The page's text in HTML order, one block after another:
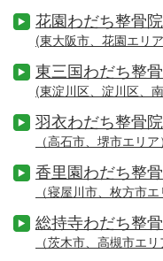
花園わだち整骨院
(東大阪市、花園エリ
東三国わだち整
(東淀川区、淀川区、
羽衣わだち整骨院
（高石市、堺市エリア）
香里園わだち整
（寝屋川市、枚方市エ
総持寺わだち整
（茨木市、高槻市エリ